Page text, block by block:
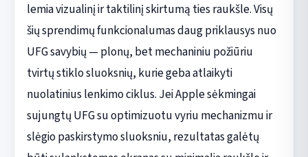
lemia vizualinį ir taktilinį skirtumą ties raukšle. Visų
šių sprendimų funkcionalumas daug priklausys nuo
UFG savybių — plonų, bet mechaniniu požiūriu
tvirtų stiklo sluoksnių, kurie geba atlaikyti
nuolatinius lenkimo ciklus. Jei Apple sėkmingai
sujungtų UFG su optimizuotu vyriu mechanizmu ir
slėgio paskirstymo sluoksniu, rezultatas galėtų